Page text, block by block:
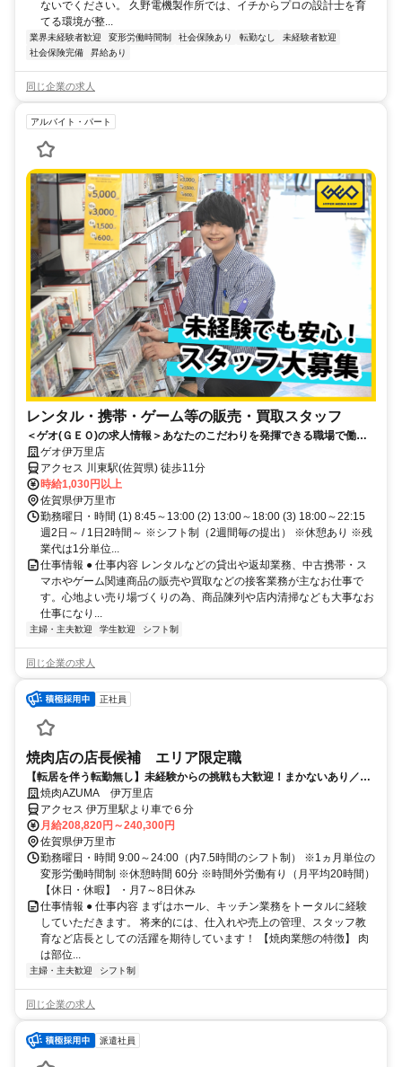
ないでください。 久野電機製作所では、イチからプロの設計士を育
てる環境が整...
業界未経験者歓迎 変形労働時間制 社会保険あり 転勤なし
未経験者歓迎
社会保険完備
昇給あり
同じ企業の求人
アルバイト・パート
レンタル・携帯・ゲーム等の販売・買取スタッフ
＜ゲオ(ＧＥＯ)の求人情報＞あなたのこだわりを発揮できる職場で働き
ませんか？面接時履歴書不要
ゲオ伊万里店
アクセス 川東駅(佐賀県) 徒歩11分
時給1,030円以上
佐賀県伊万里市
勤務曜日・時間 (1) 8:45～13:00 (2) 13:00～18:00 (3) 18:00～22:15
週2日～ / 1日2時間～ ※シフト制（2週間毎の提出） ※休憩あり ※残
業代は1分単位...
仕事情報 ● 仕事内容 レンタルなどの貸出や返却業務、中古携帯・ス
マホやゲーム関連商品の販売や買取などの接客業務が主なお仕事で
す。心地よい売り場づくりの為、商品陳列や店内清掃なども大事なお
仕事になり...
主婦・主夫歓迎 学生歓迎 シフト制
同じ企業の求人
正社員
焼肉店の店長候補 エリア限定職
【転居を伴う転勤無し】未経験からの挑戦も大歓迎！まかないあり／お
休みもしっかりとれます◎
焼肉AZUMA 伊万里店
アクセス 伊万里駅より車で６分
月給208,820円～240,300円
佐賀県伊万里市
勤務曜日・時間 9:00～24:00（内7.5時間のシフト制） ※1ヵ月単位の
変形労働時間制 ※休憩時間 60分 ※時間外労働有り（月平均20時間）
【休日・休暇】 ・月7～8日休み
仕事情報 ● 仕事内容 まずはホール、キッチン業務をトータルに経験
していただきます。 将来的には、仕入れや売上の管理、スタッフ教
育など店長としての活躍を期待しています！ 【焼肉業態の特徴】 肉
は部位...
主婦・主夫歓迎 シフト制
同じ企業の求人
派遣社員